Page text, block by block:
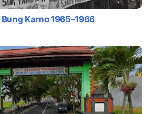
Karno 1965–1966